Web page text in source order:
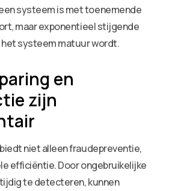
systeem is met toenemende
maar exponentieel stijgende
systeem matuur wordt.
en
zijn
niet alleen fraudepreventie,
efficiëntie. Door ongebruikelijke
te detecteren, kunnen